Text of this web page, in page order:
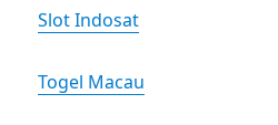
Slot Indosat
Togel Macau